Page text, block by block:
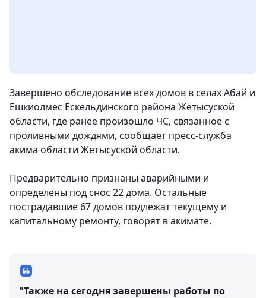
Завершено обследование всех домов в селах Абай и
Ешкиолмес Ескельдинского района Жетысуской
области, где ранее произошло ЧС, связанное с
проливными дождями, сообщает пресс-служба
акима области Жетысуской области.
Предварительно признаны аварийными и
определены под снос 22 дома. Остальные
пострадавшие 67 домов подлежат текущему и
капитальному ремонту, говорят в акимате.
"Также на сегодня завершены работы по